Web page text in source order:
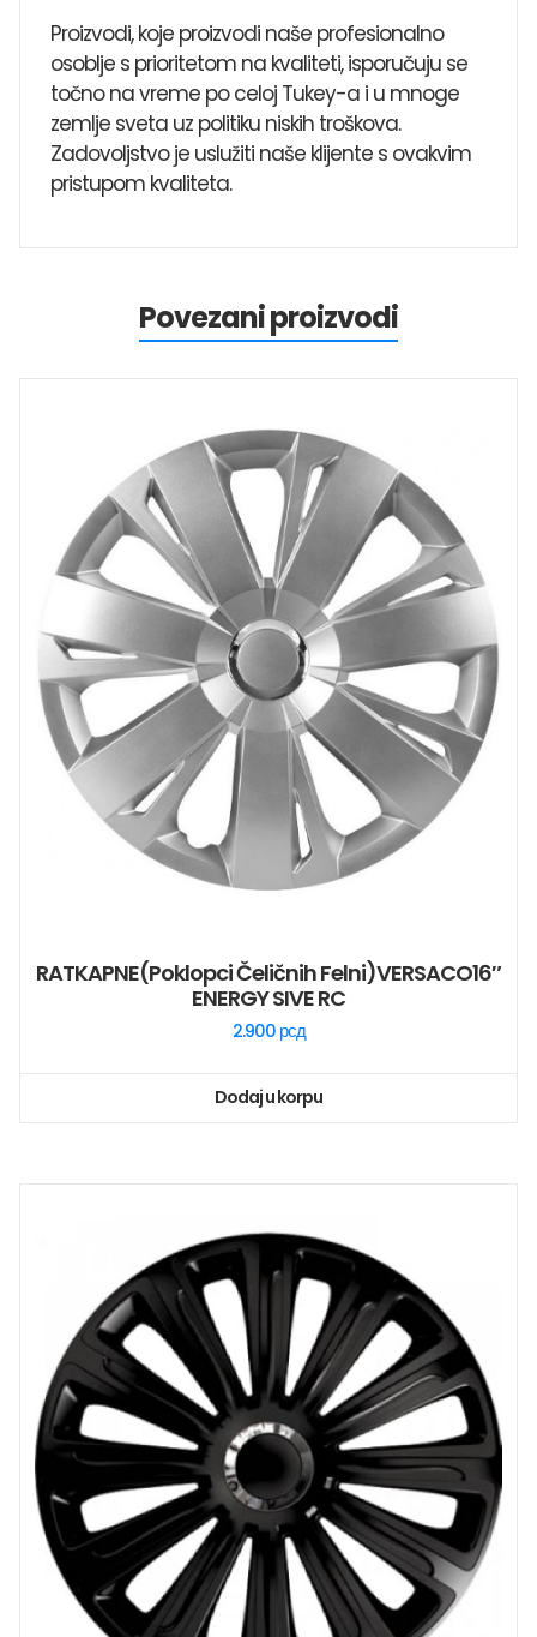
Proizvodi, koje proizvodi naše profesionalno
osoblje s prioritetom na kvaliteti, isporučuju se
točno na vreme po celoj Tukey-a i u mnoge
zemlje sveta uz politiku niskih troškova.
Zadovoljstvo je uslužiti naše klijente s ovakvim
pristupom kvaliteta.
Povezani proizvodi
RATKAPNE(poklopci Čeličnih Felni)VERSACO16″
ENERGY SIVE RC
2.900 рсд
Dodaj u korpu